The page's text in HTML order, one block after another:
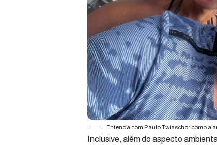
Entenda com Paulo Twiaschor como a
Inclusive, além do aspecto